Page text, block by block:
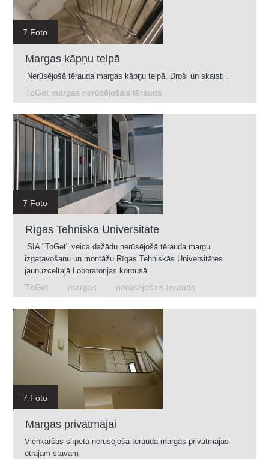
7 Foto
Margas kāpņu telpā
Nerūsējošā tērauda margas kāpņu telpā. Droši un skaisti .
ToGet margas nerūsējošais tērauds
7 Foto
Rīgas Tehniskā Universitāte
SIA "ToGet" veica dažādu nerūsējošā tērauda margu
izgatavošanu un montāžu Rīgas Tehniskās Universitātes
jaunuzceltajā Loboratorijas korpusā
ToGet
margas nerūsējošais tērauds
7 Foto
Margas privātmājai
Vienkāršas slīpēta nerūsējošā tērauda margas privātmājas
otrajam stāvam